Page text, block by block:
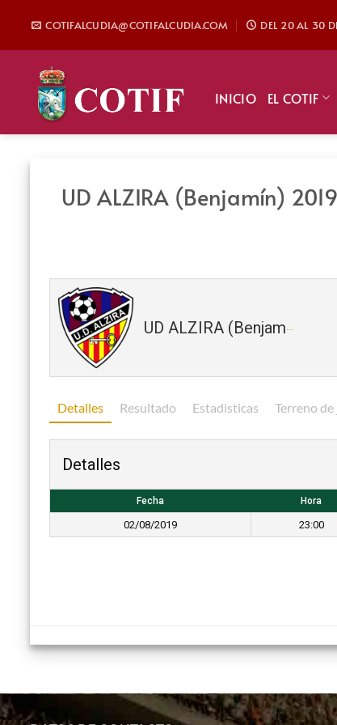
contenido
COTIFALCUDIA@COTIFALCUDIA.COM DEL 20 AL 30
INICIO EL COTIF
UD ALZIRA (Benjamín)
UD ALZIRA (Benjamín) 2019
Detalles Resultado Estadisticas Terreno de
Detalles
Fecha Hora
02/08/2019 23:00